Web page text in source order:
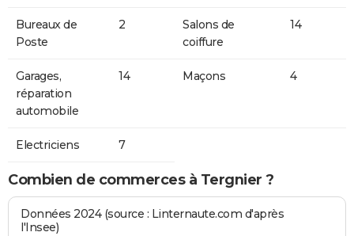
Bureaux de
Poste
2
Salons de
coiffure
14
Garages,
réparation
automobile
14 Maçons 4
Electriciens 7
Combien de commerces à Tergnier ?
Données 2024 (source : Linternaute.com d'après
l'Insee)